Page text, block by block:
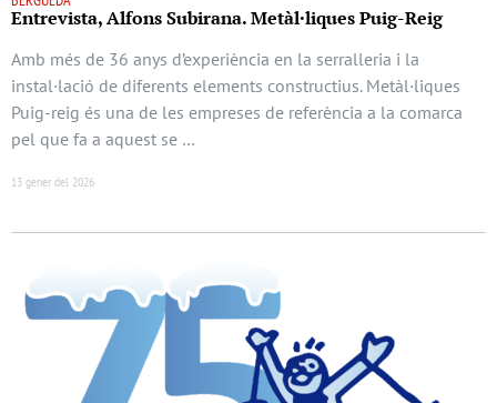
Entrevista, Alfons Subirana. Metàl·liques Puig-Reig
Amb més de 36 anys d’experiència en la serralleria i la
instal·lació de diferents elements constructius. Metàl·liques
Puig-reig és una de les empreses de referència a la comarca
pel que fa a aquest se …
13 gener del 2026